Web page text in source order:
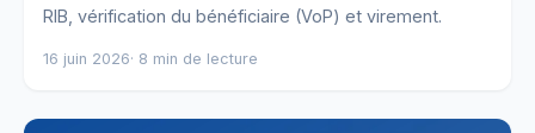
RIB, vérification du bénéficiaire (VoP) et virement.
16 juin 2026· 8 min de lecture